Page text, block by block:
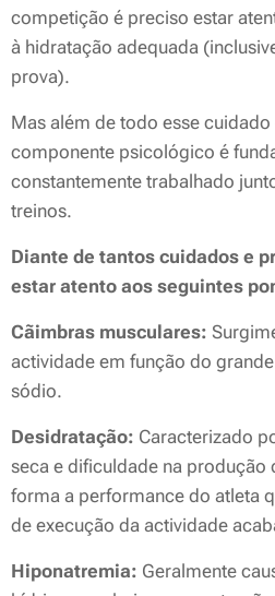
competição é preciso estar
à hidratação adequada
prova).
Mas além de todo esse
componente psicológico é
constantemente trabalhado
treinos.
Diante de tantos cuidados e
estar atento aos seguintes
Cãimbras musculares:
actividade em função do
sódio.
Desidratação: Caracterizado
seca e dificuldade na produção
forma a performance do atleta
de execução da actividade
Hiponatremia: Geralmente